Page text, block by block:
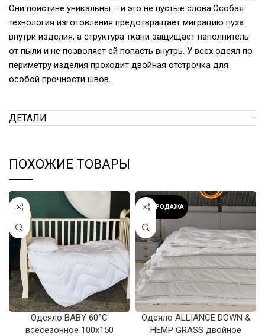
Они поистине уникальны – и это не пустые слова.Особая
технология изготовления предотвращает миграцию пуха
внутри изделия, а структура ткани защищает наполнитель
от пыли и не позволяет ей попасть внутрь. У всех одеял по
периметру изделия проходит двойная отстрочка для
особой прочности швов.
ДЕТАЛИ
ПОХОЖИЕ ТОВАРЫ
Одеяло BABY 60°C
всесезонное 100х150
РАСПРОДАЖА
Одеяло ALLIANCE DOWN &
HEMP GRASS двойное